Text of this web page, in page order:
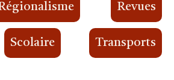
Revues
Scolaire Transports